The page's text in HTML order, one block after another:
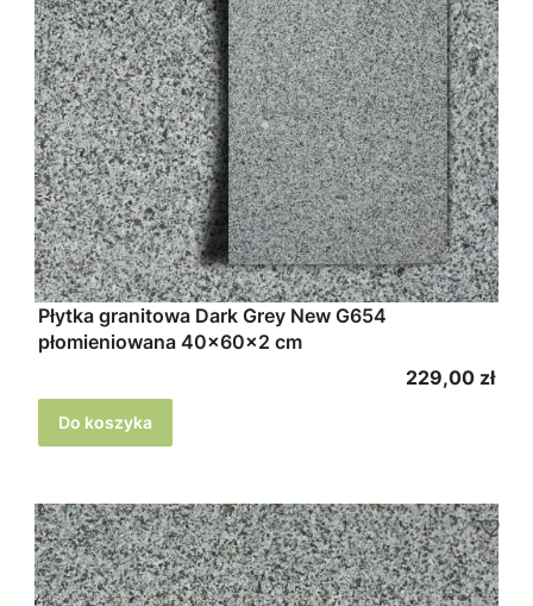
Płytka granitowa Dark Grey New G654
płomieniowana 40x60x2 cm
Cena
229,00 zł
Do koszyka